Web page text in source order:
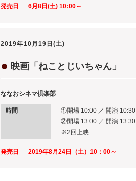
発売日 6月8日(土) 10:00～
2019年10月19日(土)
映画「ねことじいちゃん」
ななおシネマ倶楽部
時間
①開場 10:00 ／ 開演 10:30
②開場 13:00 ／ 開演 13:30
※2回上映
発売日 2019年8月24日（土）10：00～